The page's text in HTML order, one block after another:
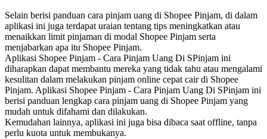
Selain berisi panduan cara pinjam uang di Shopee Pinjam, di dalam
aplikasi ini juga terdapat uraian tentang tips meningkatkan atau
menaikkan limit pinjaman di modal Shopee Pinjam serta
menjabarkan apa itu Shopee Pinjam.
Aplikasi Shopee Pinjam - Cara Pinjam Uang Di SPinjam ini
diharapkan dapat membantu mereka yang tidak tahu atau mengalami
kesulitan dalam melakukan pinjam online cepat cair di Shopee
Pinjam. Aplikasi Shopee Pinjam - Cara Pinjam Uang Di SPinjam ini
berisi panduan lengkap cara pinjam uang di Shopee Pinjam yang
mudah untuk difahami dan dilakukan.
Kemudahan lainnya, aplikasi ini juga bisa dibaca saat offline, tanpa
perlu kuota untuk membukanya.